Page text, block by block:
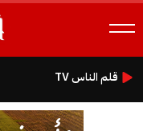
قلم الناس TV